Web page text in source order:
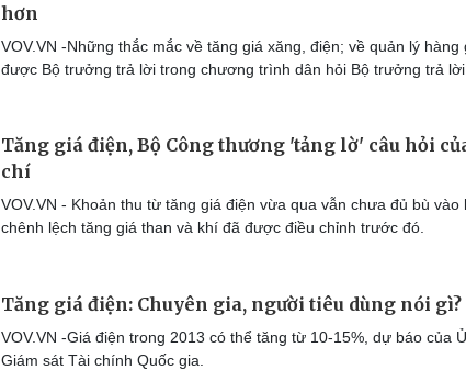
hơn
VOV.VN -Những thắc mắc về tăng giá xăng, điện; về quản lý hàng
được Bộ trưởng trả lời trong chương trình dân hỏi Bộ trưởng trả lời
Tăng giá điện, Bộ Công thương 'tảng lờ' câu hỏi
chí
VOV.VN - Khoản thu từ tăng giá điện vừa qua vẫn chưa đủ bù vào
chênh lệch tăng giá than và khí đã được điều chỉnh trước đó.
Tăng giá điện: Chuyên gia, người tiêu dùng nói gì?
VOV.VN -Giá điện trong 2013 có thể tăng từ 10-15%, dự báo của
Giám sát Tài chính Quốc gia.